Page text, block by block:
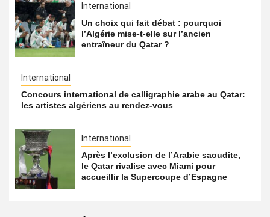
International
Un choix qui fait débat : pourquoi
l’Algérie mise-t-elle sur l’ancien
entraîneur du Qatar ?
International
Concours international de calligraphie arabe au Qatar:
les artistes algériens au rendez-vous
International
Après l’exclusion de l’Arabie saoudite,
le Qatar rivalise avec Miami pour
accueillir la Supercoupe d’Espagne